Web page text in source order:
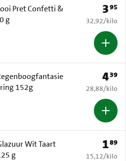
Pret Confetti &
g
Prijs:
395
€ 32,92 per
32,92/kilo
152g
Prijs:
439
€ 28,88 per
28,88/kilo
Wit Taart
g
Prijs:
189
€ 15,12 per
15,12/kilo